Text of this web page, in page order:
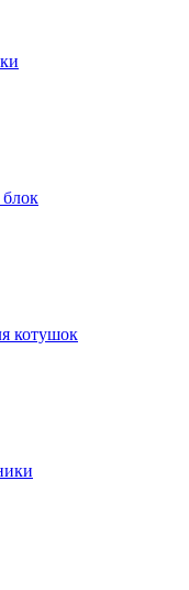
котушок